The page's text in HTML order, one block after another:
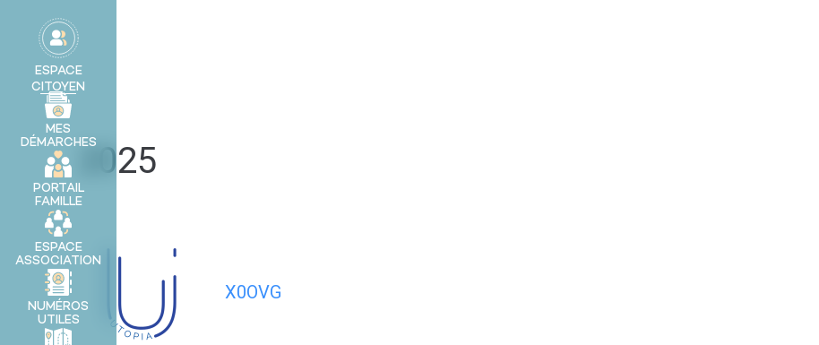
principal
ESPACE
CITOYEN
MES
DÉMARCHES
PORTAIL
FAMILLE
ESPACE
ASSOCIATION
NUMÉROS
UTILES
2025
X0OVG